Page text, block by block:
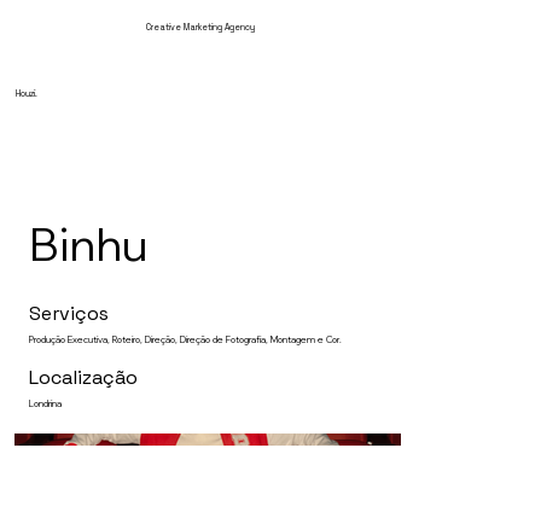
Houzi.
Creative Marketing Agency
Binhu
Serviços
Produção Executiva, Roteiro, Direção, Direção de Fotografia, Montagem e Cor.
Localização
Londrina